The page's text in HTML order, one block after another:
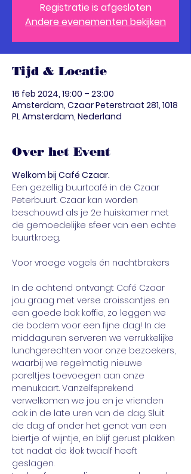
Registratie is afgesloten
Andere evenementen bekijken
Tijd & Locatie
16 feb 2024, 19:00 – 23:00
Amsterdam, Czaar Peterstraat 281, 1018
PL Amsterdam, Nederland
Over het Event
Welkom bij Café Czaar.
Een gezellig buurtcafé in de Czaar
Peterbuurt. Czaar kan worden
beschouwd als je 2e huiskamer met
de gemoedelijke sfeer van een echte
buurtkroeg.
In de ochtend ontvangt Café Czaar
jou graag met verse croissantjes en
een goede bak koffie, zo leggen we
de bodem voor een fijne dag! In de
middaguren serveren we verrukkelijke
lunchgerechten voor onze bezoekers,
waarbij we regelmatig nieuwe
pareltjes toevoegen aan onze
menukaart. Vanzelfsprekend
verwelkomen we jou en je vrienden
ook in de late uren van de dag. Sluit
de dag af onder het genot van een
biertje of wijntje, en blijf gerust plakken
tot nadat de klok twaalf heeft
geslagen.